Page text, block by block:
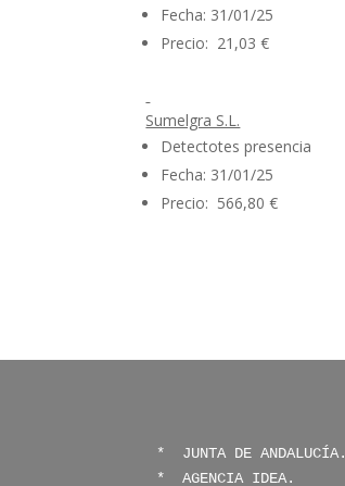
Fecha: 31/01/25
Precio: 21,03 €
Sumelgra S.L.
Detectotes presencia
Fecha: 31/01/25
Precio: 566,80 €
*
JUNTA DE ANDALUCÍA.
* AGENCIA IDEA.